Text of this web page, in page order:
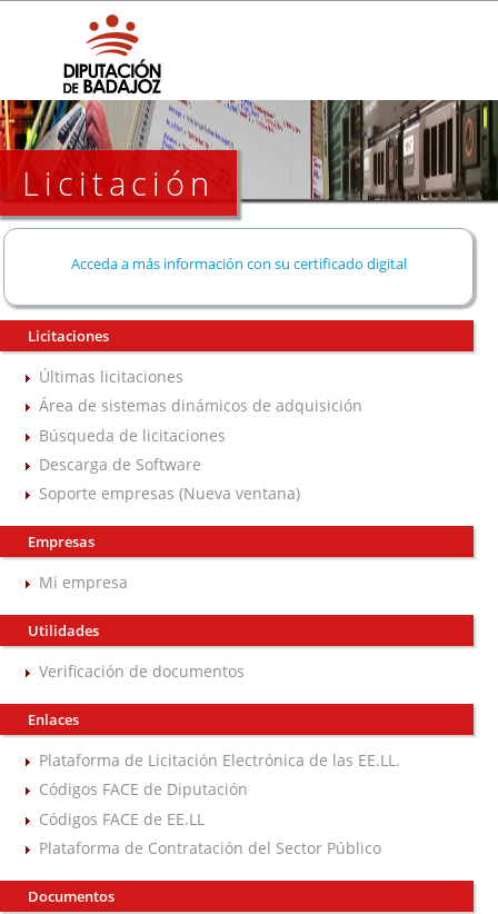
Licitación
Acceda a más información con su certificado digital
Licitaciones
Últimas licitaciones
Área de sistemas dinámicos de adquisición
Búsqueda de licitaciones
Descarga de Software
Soporte empresas (Nueva ventana)
Empresas
Mi empresa
Utilidades
Verificación de documentos
Enlaces
Plataforma de Licitación Electrónica de las EE.LL.
Códigos FACE de Diputación
Códigos FACE de EE.LL
Plataforma de Contratación del Sector Público
Documentos